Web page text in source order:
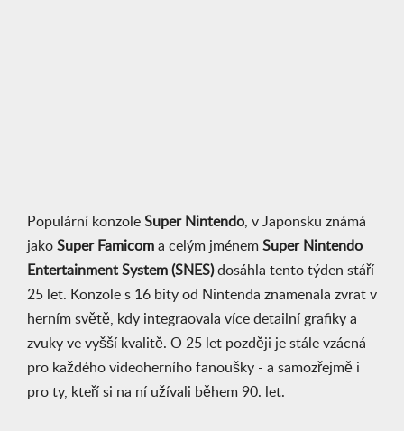
Populární konzole Super Nintendo , v Japonsku známá
jako Super Famicom a celým jménem Super Nintendo
Entertainment System (SNES)dosáhla tento týden stáří
25 let. Konzole s 16 bity od Nintenda znamenala zvrat v
herním světě, kdy integraovala více detailní grafiky a
zvuky ve vyšší kvalitě. O 25 let později je stále vzácná
pro každého videoherního fanoušky - a samozřejmě i
pro ty, kteří si na ní užívali během 90. let.